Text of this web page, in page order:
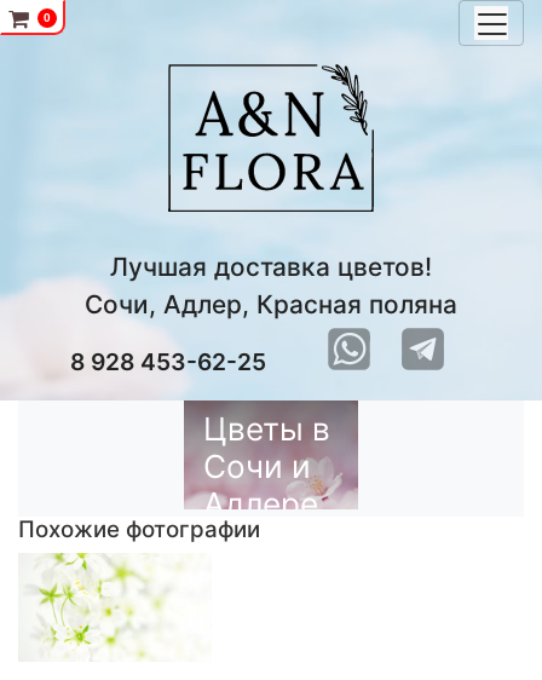
Лучшая доставка цветов!
Сочи, Адлер, Красная поляна
8 928 453-62-25
Цветы в
Сочи и
Адлере
Похожие фотографии
0